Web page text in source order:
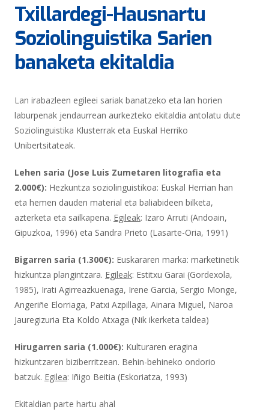
Txillardegi-Hausnartu
Soziolinguistika Sarien
banaketa ekitaldia
Lan irabazleen egileei sariak banatzeko eta lan horien
laburpenak jendaurrean aurkezteko ekitaldia antolatu dute
Soziolinguistika Klusterrak eta Euskal Herriko
Unibertsitateak.
Lehen saria (Jose Luis Zumetaren litografia eta
2.000€): Hezkuntza soziolinguistikoa: Euskal Herrian han
eta hemen dauden material eta baliabideen bilketa,
azterketa eta sailkapena. Egileak: Izaro Arruti (Andoain,
Gipuzkoa, 1996) eta Sandra Prieto (Lasarte-Oria, 1991)
Bigarren saria (1.300€): Euskararen marka: marketinetik
hizkuntza plangintzara. Egileak: Estitxu Garai (Gordexola,
1985), Irati Agirreazkuenaga, Irene Garcia, Sergio Monge,
Angeriñe Elorriaga, Patxi Azpillaga, Ainara Miguel, Naroa
Jauregizuria Eta Koldo Atxaga (Nik ikerketa taldea)
Hirugarren saria (1.000€): Kulturaren eragina
hizkuntzaren biziberritzean. Behin-behineko ondorio
batzuk. Egilea: Iñigo Beitia (Eskoriatza, 1993)
Ekitaldian parte hartu ahal